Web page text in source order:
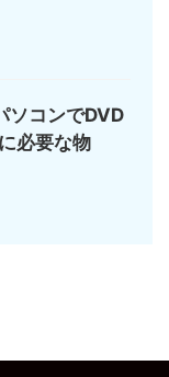
ソコンでDVD
必要な物